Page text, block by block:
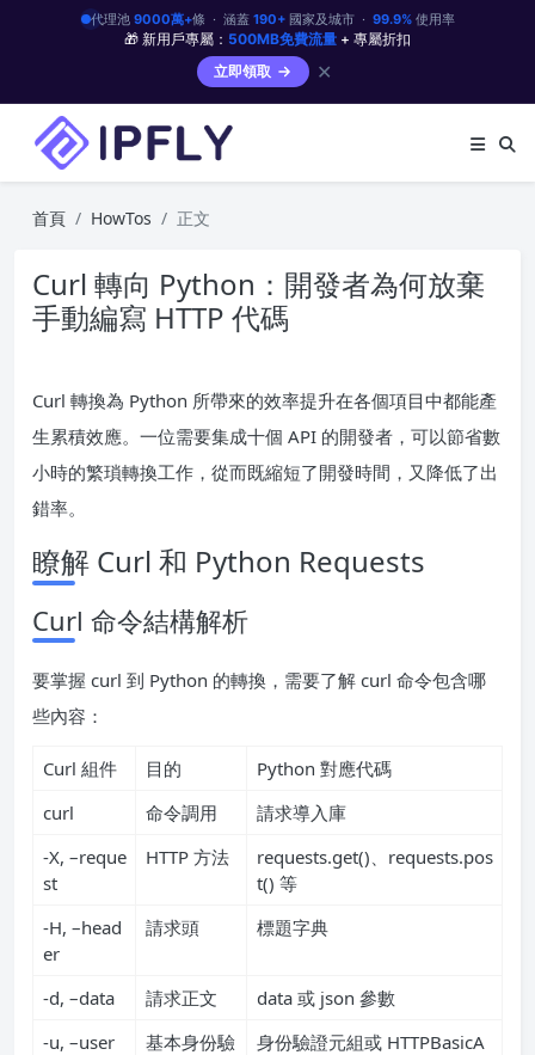
代理池 9000萬+條 · 涵蓋 190+國家及城市 · 99.9%使用率
🎁 新用戶專屬： 500MB免費流量 + 專屬折扣
立即領取
✕
首頁 HowTos 正文
Curl 轉向 Python：開發者為何放棄
手動編寫 HTTP 代碼
Curl 轉換為 Python 所帶來的效率提升在各個項目中都能產
生累積效應。一位需要集成十個 API 的開發者，可以節省數
小時的繁瑣轉換工作，從而既縮短了開發時間，又降低了出
錯率。
瞭解 Curl 和 Python Requests
Curl 命令結構解析
要掌握 curl 到 Python 的轉換，需要了解 curl 命令包含哪
些內容：
Curl 組件 目的
Python 對應代碼
curl
命令調用
請求導入庫
-X, –reque
st
HTTP 方法
requests.get()、requests.pos
t() 等
-H, –head
er
請求頭 標題字典
-d, –data 請求正文
data 或 json 參數
-u, –user
基本身份驗
身份驗證元組或 HTTPBasicA